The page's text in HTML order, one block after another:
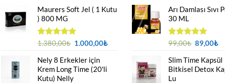
Maurers Soft Jel ( 1 Kutu
) 800 MG
5 üzerinden
aldı
1.380,00₺ Orijinal
1.380,00₺.
1.000,00₺Şu
1.000,00₺.
Nely 8 Erkekler için
Krem Long Time (20'li
Kutu) Nelly
Arı Damlası Sıvı
30 ML
5 üzerinden
aldı
99,00₺ Orijinal
99,00₺.
89,00₺Şu
Slim Time Kapsül
Bitkisel Detox
Lu